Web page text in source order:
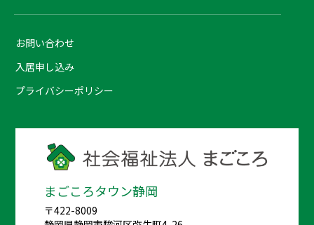
お問い合わせ
入居申し込み
プライバシーポリシー
まごころタウン静岡
〒422-8009